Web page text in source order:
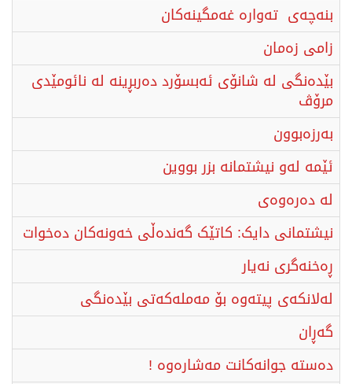
بنەچەی تەوارە غەمگینەکان
زامی زەمان
بێدەنگی لە شانۆی ئەبسۆرد دەربڕینە لە نائومێدی
مرۆڤ
بەرزەبوون
ئێمە لەو نیشتمانە بزر بووین
لە دەرەوەی
نیشتمانی دایک: کاتێک گەندەڵی خەونەکان دەخوات
ڕەخنەگری نەیار
لەلانکەی پیتەوە بۆ مەملەکەتی بێدەنگی
گەڕان
دەستە جوانەكانت مەشارەوە !